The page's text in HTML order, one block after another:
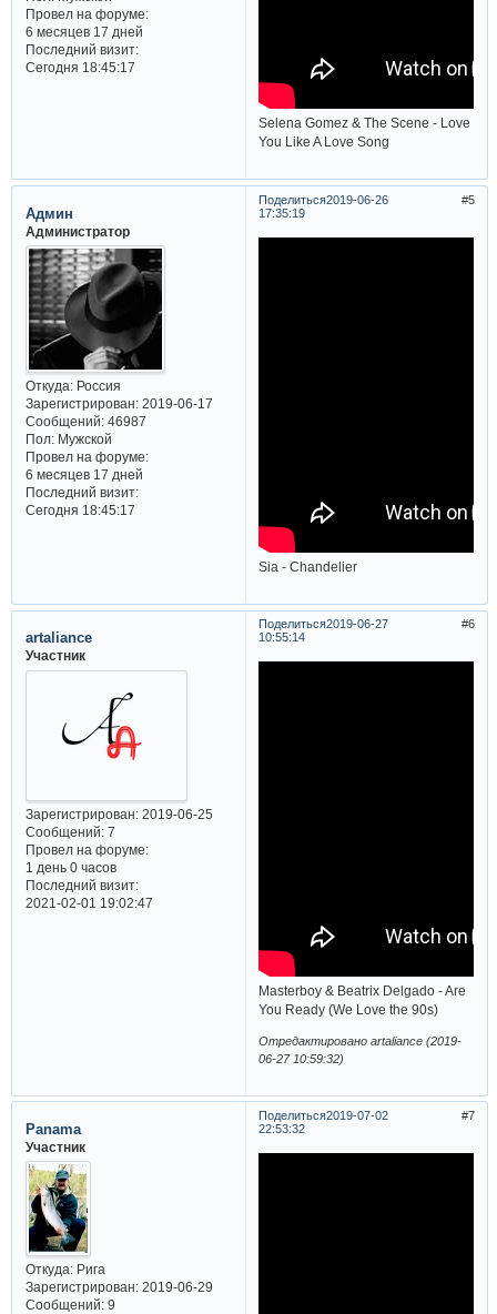
Провел на форуме:
6 месяцев 17 дней
Последний визит:
Сегодня 18:45:17
Selena Gomez & The Scene - Love
You Like A Love Song
Поделиться 5
2019-06-26
17:35:19
Админ
Администратор
Откуда:Россия
Зарегистрирован: 2019-06-17
Сообщений:46987
Пол:Мужской
Провел на форуме:
6 месяцев 17 дней
Последний визит:
Сегодня 18:45:17
Sia - Chandelier
Поделиться 6
2019-06-27
10:55:14
artaliance
Участник
Зарегистрирован: 2019-06-25
Сообщений:7
Провел на форуме:
1 день 0 часов
Последний визит:
2021-02-01 19:02:47
Masterboy & Beatrix Delgado - Are
You Ready (We Love the 90s)
Отредактировано artaliance (2019-
06-27 10:59:32)
Поделиться 7
2019-07-02
22:53:32
Panama
Участник
Откуда:Рига
Зарегистрирован: 2019-06-29
Сообщений:9